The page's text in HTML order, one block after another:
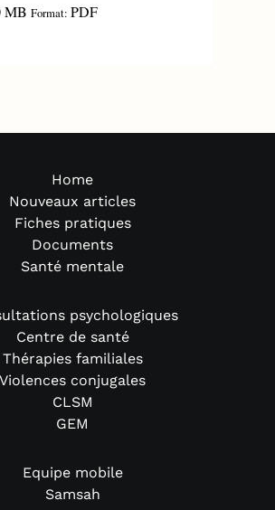
MB Format: PDF
Home
Nouveaux articles
Fiches pratiques
Documents
Santé mentale
psychologiques
Centre de santé
Thérapies familiales
Violences conjugales
CLSM
GEM
Equipe mobile
Samsah